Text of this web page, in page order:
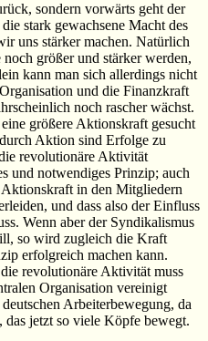
sondern vorwärts geht der
stark gewachsene Macht des
uns stärker machen. Natürlich
größer und stärker werden,
kann man sich allerdings nicht
und die Finanzkraft
noch rascher wächst.
größere Aktionskraft gesucht
Aktion sind Erfolge zu
revolutionäre Aktivität
und notwendiges Prinzip; auch
in den Mitgliedern
und dass also der Einfluss
Wenn aber der Syndikalismus
so wird zugleich die Kraft
erfolgreich machen kann.
revolutionäre Aktivität muss
Organisation vereinigt
Arbeiterbewegung, da
jetzt so viele Köpfe bewegt.